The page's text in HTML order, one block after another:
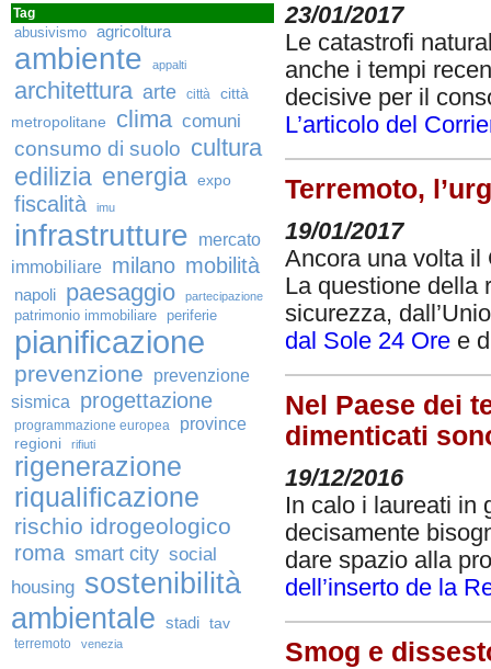
Tag
abusivismo agricoltura
ambiente appalti
architettura arte città
città
metropolitane
clima comuni
consumo di suolo cultura
edilizia energia expo
fiscalità imu
infrastrutture
mercato
immobiliare milano mobilità
napoli paesaggio partecipazione
patrimonio immobiliare periferie
pianificazione
prevenzione
prevenzione
sismica
progettazione
programmazione europea province
regioni rifiuti
rigenerazione
riqualificazione
rischio idrogeologico
roma smart city social
housing sostenibilità
ambientale stadi tav
terremoto venezia
23/01/2017
Le catastrofi
anche i tempi
decisive per il
L’articolo del
Terremoto,
19/01/2017
Ancora una volta il
La questione della
sicurezza,
dal Sole 24 Ore e
Nel Paese dei
dimenticati
19/12/2016
In calo i laureati in
decisamente
dare spazio alla
dell’inserto de la
Smog e